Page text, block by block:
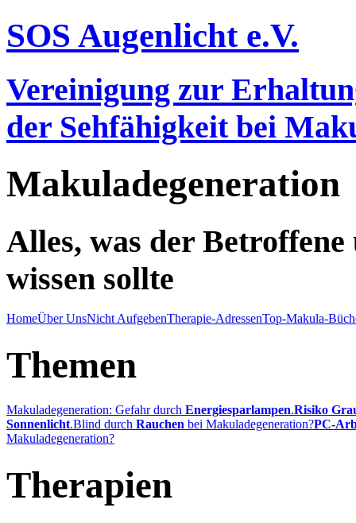
SOS Augenlicht e.V.
Vereinigung zur
der Sehfähigkeit bei
Makuladegeneration
Alles, was der
wissen sollte
HomeÜber UnsNicht AufgebenTherapie-AdressenTop-Makula-
Themen
Makuladegeneration: Gefahr durch Energiesparlampen.Risiko
Sonnenlicht.Blind durch Rauchen bei Makuladegeneration?PC-
Makuladegeneration?
Therapien